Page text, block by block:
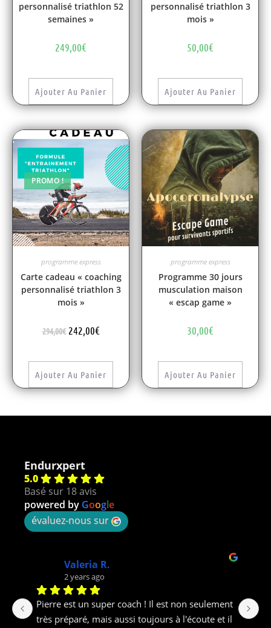
personnalisé triathlon 52
semaines »
249,00€
Ajouter Au Panier
personnalisé triathlon 3
mois »
50,00€
Ajouter Au Panier
PROMO !
programme express
Carte cadeau « coaching
personnalisé triathlon 3
mois »
294,00€ 242,00€
Ajouter Au Panier
programme express
Programme 30 jours
musculation maison
« escap game »
30,00€
Ajouter Au Panier
Endurxpert
5.0
Basé sur 18 avis
powered by Google
évaluez-nous sur
JN B.
2 years ago
Excellent accompagnement pour ma
préparation trail. J'ai fait confiance à PH pour